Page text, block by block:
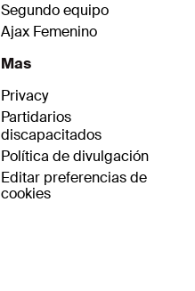
Segundo equipo
Ajax Femenino
Mas
Privacy
Partidarios
discapacitados
Política de divulgación
Editar preferencias de
cookies